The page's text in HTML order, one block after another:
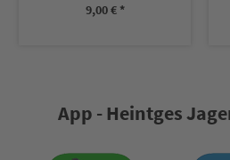
9,00 € *
App - Heintges